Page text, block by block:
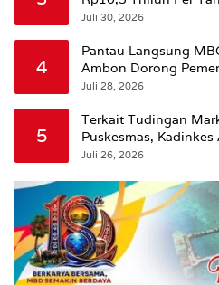
Beri Penjelasan
Juli 30, 2026
4
Pantau Langsung
Ambon Dorong
Leitimur Selatan
Juli 28, 2026
5
Terkait Tudingan
Puskesmas,
Juli 26, 2026